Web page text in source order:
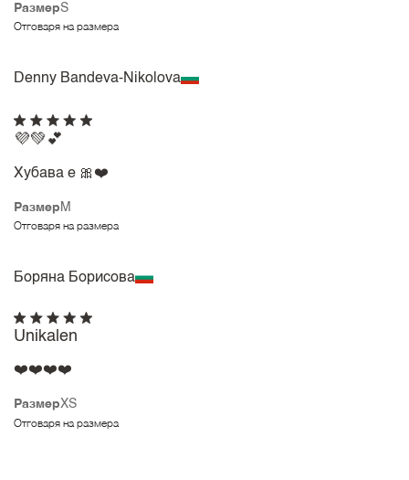
РазмерS
Отговаря на размера
Denny Bandeva-Nikolova
Размер M
Отговаря на размера
💜💚💕
Хубава е 🎀❤️
Боряна Борисова
РазмерXS
Отговаря на размера
Unikalen
❤️❤️❤️❤️